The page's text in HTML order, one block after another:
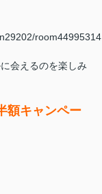
会えるのを楽しみ
額キャンペー